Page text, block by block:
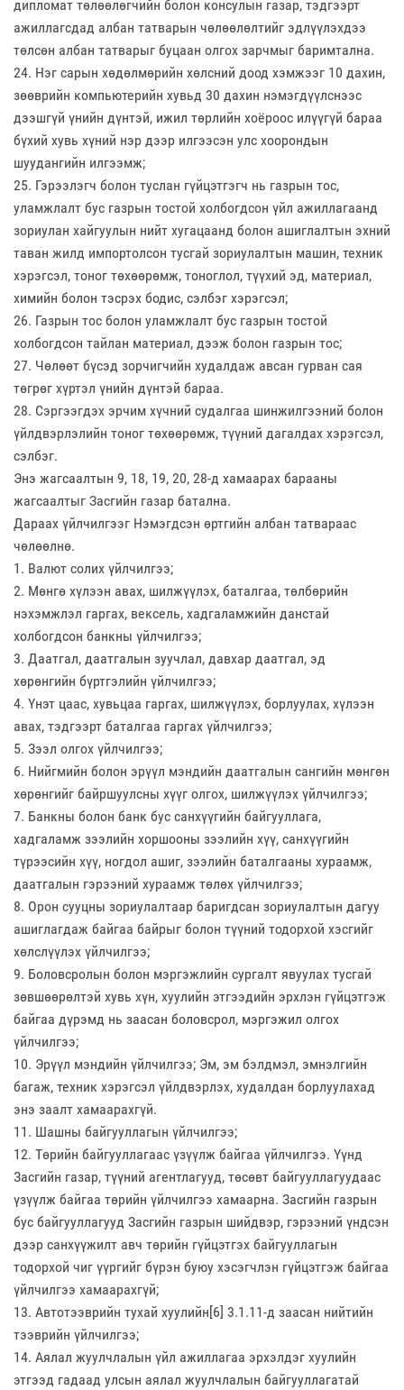
дипломат төлөөлөгчийн болон консулын газар, тэдгээрт
ажиллагсдад албан татварын чөлөөлөлтийг эдлүүлэхдээ
төлсөн албан татварыг буцаан олгох зарчмыг баримтална.
24. Нэг сарын хөдөлмөрийн хөлсний доод хэмжээг 10 дахин,
зөөврийн компьютерийн хувьд 30 дахин нэмэгдүүлснээс
дээшгүй үнийн дүнтэй, ижил төрлийн хоёроос илүүгүй бараа
бүхий хувь хүний нэр дээр илгээсэн улс хоорондын
шуудангийн илгээмж;
25. Гэрээлэгч болон туслан гүйцэтгэгч нь газрын тос,
уламжлалт бус газрын тостой холбогдсон үйл ажиллагаанд
зориулан хайгуулын нийт хугацаанд болон ашиглалтын эхний
таван жилд импортолсон тусгай зориулалтын машин, техник
хэрэгсэл, тоног төхөөрөмж, тоноглол, түүхий эд, материал,
химийн болон тэсрэх бодис, сэлбэг хэрэгсэл;
26. Газрын тос болон уламжлалт бус газрын тостой
холбогдсон тайлан материал, дээж болон газрын тос;
27. Чөлөөт бүсэд зорчигчийн худалдаж авсан гурван сая
төгрөг хүртэл үнийн дүнтэй бараа.
28. Сэргээгдэх эрчим хүчний судалгаа шинжилгээний болон
үйлдвэрлэлийн тоног төхөөрөмж, түүний дагалдах хэрэгсэл,
сэлбэг.
Энэ жагсаалтын 9, 18, 19, 20, 28-д хамаарах барааны
жагсаалтыг Засгийн газар батална.
Дараах үйлчилгээг Нэмэгдсэн өртгийн албан татвараас
чөлөөлнө.
1. Валют солих үйлчилгээ;
2. Мөнгө хүлээн авах, шилжүүлэх, баталгаа, төлбөрийн
нэхэмжлэл гаргах, вексель, хадгаламжийн данстай
холбогдсон банкны үйлчилгээ;
3. Даатгал, даатгалын зуучлал, давхар даатгал, эд
хөрөнгийн бүртгэлийн үйлчилгээ;
4. Үнэт цаас, хувьцаа гаргах, шилжүүлэх, борлуулах, хүлээн
авах, тэдгээрт баталгаа гаргах үйлчилгээ;
5. Зээл олгох үйлчилгээ;
6. Нийгмийн болон эрүүл мэндийн даатгалын сангийн мөнгөн
хөрөнгийг байршуулсны хүүг олгох, шилжүүлэх үйлчилгээ;
7. Банкны болон банк бус санхүүгийн байгууллага,
хадгаламж зээлийн хоршооны зээлийн хүү, санхүүгийн
түрээсийн хүү, ногдол ашиг, зээлийн баталгааны хураамж,
даатгалын гэрээний хураамж төлөх үйлчилгээ;
8. Орон сууцны зориулалтаар баригдсан зориулалтын дагуу
ашиглагдаж байгаа байрыг болон түүний тодорхой хэсгийг
хөлслүүлэх үйлчилгээ;
9. Боловсролын болон мэргэжлийн сургалт явуулах тусгай
зөвшөөрөлтэй хувь хүн, хуулийн этгээдийн эрхлэн гүйцэтгэж
байгаа дүрэмд нь заасан боловсрол, мэргэжил олгох
үйлчилгээ;
10. Эрүүл мэндийн үйлчилгээ; Эм, эм бэлдмэл, эмнэлгийн
багаж, техник хэрэгсэл үйлдвэрлэх, худалдан борлуулахад
энэ заалт хамаарахгүй.
11. Шашны байгууллагын үйлчилгээ;
12. Төрийн байгууллагаас үзүүлж байгаа үйлчилгээ. Үүнд
Засгийн газар, түүний агентлагууд, төсөвт байгууллагуудаас
үзүүлж байгаа төрийн үйлчилгээ хамаарна. Засгийн газрын
бус байгууллагууд Засгийн газрын шийдвэр, гэрээний үндсэн
дээр санхүүжилт авч төрийн гүйцэтгэх байгууллагын
тодорхой чиг үүргийг бүрэн буюу хэсэгчлэн гүйцэтгэж байгаа
үйлчилгээ хамаарахгүй;
13. Автотээврийн тухай хуулийн[6] 3.1.11-д заасан нийтийн
тээврийн үйлчилгээ;
14. Аялал жуулчлалын үйл ажиллагаа эрхэлдэг хуулийн
этгээд гадаад улсын аялал жуулчлалын байгууллагатай